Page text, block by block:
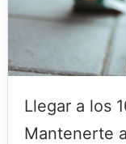
Llegar a los
Mantenerte